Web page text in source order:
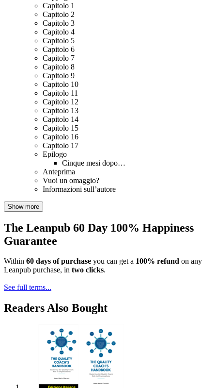
Capitolo 1
Capitolo 2
Capitolo 3
Capitolo 4
Capitolo 5
Capitolo 6
Capitolo 7
Capitolo 8
Capitolo 9
Capitolo 10
Capitolo 11
Capitolo 12
Capitolo 13
Capitolo 14
Capitolo 15
Capitolo 16
Capitolo 17
Epilogo
Cinque mesi dopo…
Anteprima
Vuoi un omaggio?
Informazioni sull’autore
Show more
The Leanpub 60 Day 100% Happiness
Guarantee
Within 60 days of purchase you can get a 100% refund on any
Leanpub purchase, in two clicks.
See full terms...
Readers Also Bought